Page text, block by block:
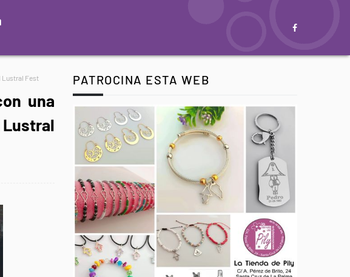
Lustral Fest
una
Lustral
PATROCINA ESTA WEB